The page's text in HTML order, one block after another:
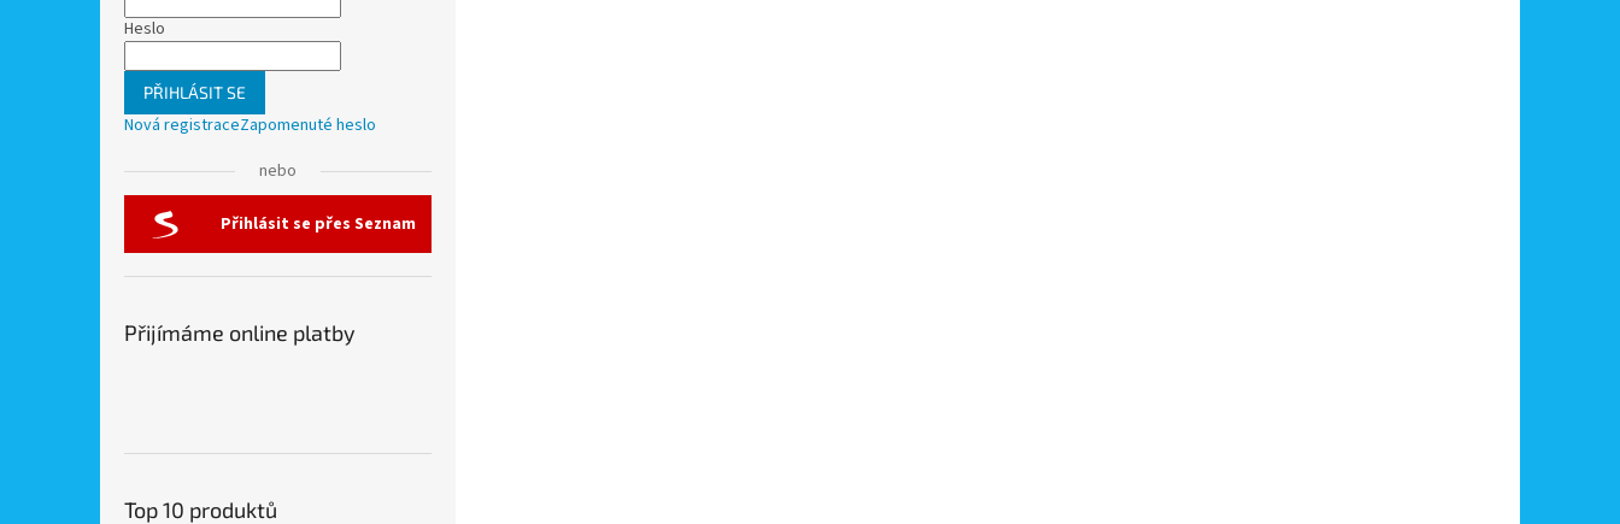
Heslo
PŘIHLÁSIT SE
Nová registraceZapomenuté heslo
nebo
Přihlásit se přes Seznam
Přijímáme online platby
Top 10 produktů